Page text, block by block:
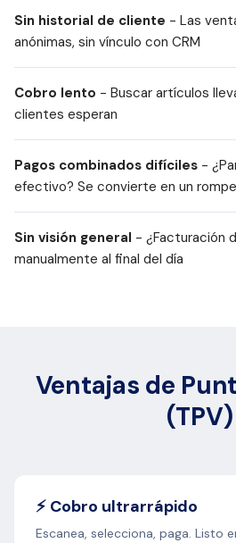
o
c
Sin historial de cliente - Las
anónimas, sin vínculo con CRM
Cobro lento - Buscar artículos
clientes esperan
Pagos combinados difíciles -
efectivo? Se convierte en un
Sin visión general - ¿Facturación
manualmente al final del día
Ventajas de
(TPV)
⚡ Cobro ultrarrápido
Escanea, selecciona, paga. Listo